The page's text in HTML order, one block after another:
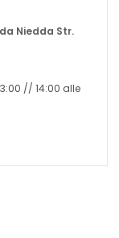
Niedda Str.
// 14:00 alle